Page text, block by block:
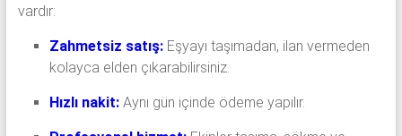
vardır:
Zahmetsiz satış:Eşyayı taşımadan, ilan vermeden
kolayca elden çıkarabilirsiniz.
Hızlı nakit:Aynı gün içinde ödeme yapılır.